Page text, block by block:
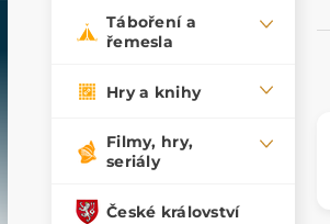
Táboření a
řemesla
Hry a knihy
Filmy, hry,
seriály
České království